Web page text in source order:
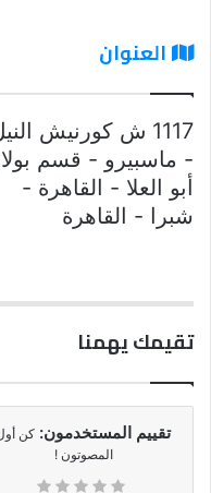
العنوان
1117 ش كورنيش
- ماسبيرو - قسم
أبو العلا - القاهرة -
شبرا - القاهرة
تقيمك يهمنا
تقييم المستخدمون: كن
المصوتون !